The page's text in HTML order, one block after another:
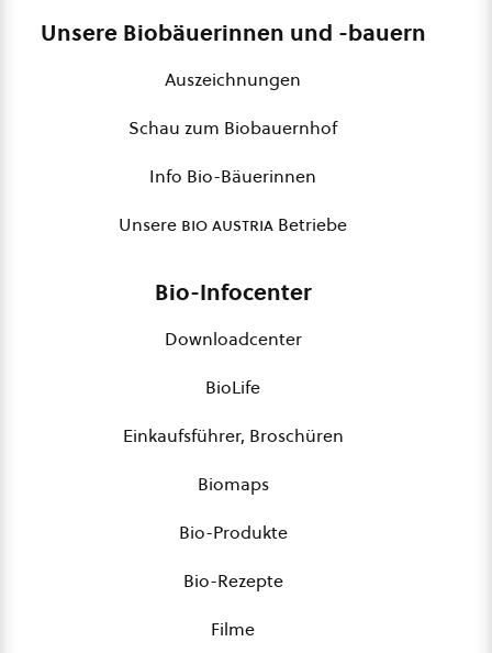
Unsere Biobäuerinnen und -bauern
Auszeichnungen
Schau zum Biobauernhof
Info Bio-Bäuerinnen
Unsere bio austria Betriebe
Bio-Infocenter
Downloadcenter
BioLife
Einkaufsführer, Broschüren
Biomaps
Bio-Produkte
Bio-Rezepte
Filme